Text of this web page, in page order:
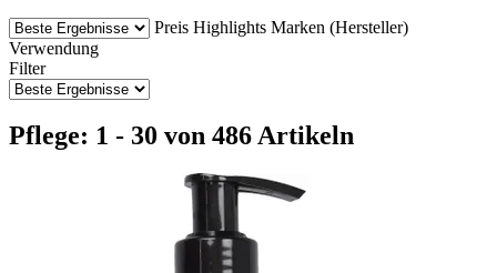
Preis Highlights Marken (Hersteller)
Verwendung
Filter
Pflege: 1 - 30 von 486 Artikeln